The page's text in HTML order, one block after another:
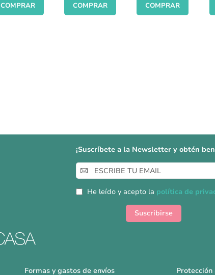
COMPRAR COMPRAR COMPRAR
¡Suscríbete a la Newsletter y obtén
Inscríbase
a
nuestro
boletín
He leído y acepto la política de
Suscribirse
Formas y gastos de envíos